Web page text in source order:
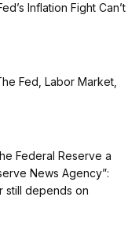
Inflation Fight Can’t
Fed, Labor Market,
Federal Reserve a
News Agency”:
still depends on